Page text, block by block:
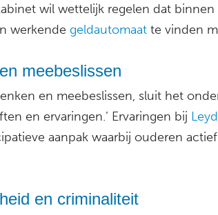
wil wettelijk regelen dat binnen
werkende geldautomaat te vinden
meebeslissen
en meebeslissen, sluit het
en ervaringen.’ Ervaringen bij
aanpak waarbij ouderen actief
en criminaliteit